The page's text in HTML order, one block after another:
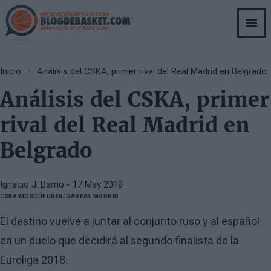
Skip
to
main
Breadcrumb
Inicio Análisis del CSKA, primer rival del Real Madrid en Belgrado
Análisis del CSKA, primer
rival del Real Madrid en
Belgrado
Ignacio J. Barrio - 17 May 2018
CSKA MOSCÚEUROLIGAREAL MADRID
El destino vuelve a juntar al conjunto ruso y al español
en un duelo que decidirá al segundo finalista de la
Euroliga 2018.